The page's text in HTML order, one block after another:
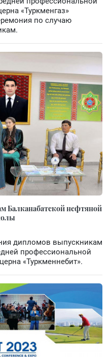
«Туркменгаз»
по случаю
Балканабатской нефтяной
дипломов выпускникам
профессиональной
«Туркменнебит».